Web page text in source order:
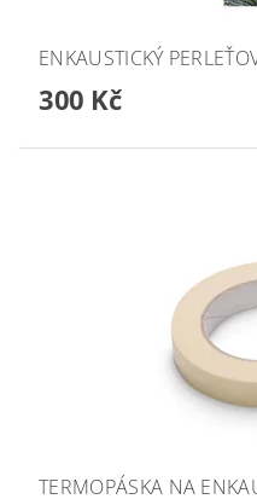
ENKAUSTICKÝ
300 Kč
TERMOPÁSKA NA